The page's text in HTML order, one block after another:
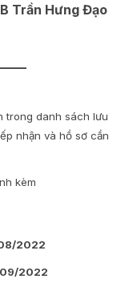
Trần Hưng Đạo
trong danh sách lưu
nhận và hồ sơ cần
kèm
2022
2022